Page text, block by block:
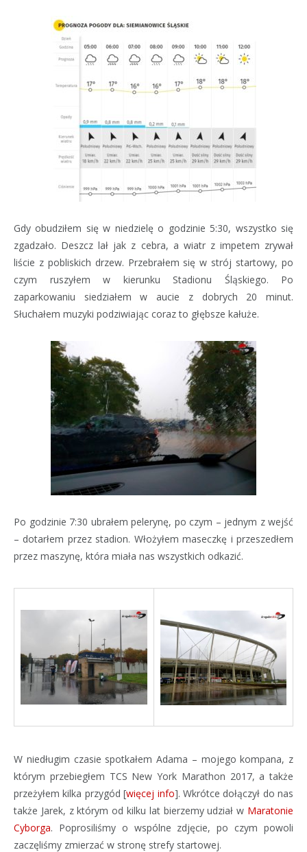
Gdy obudziłem się w niedzielę o godzinie 5:30, wszystko się
zgadzało. Deszcz lał jak z cebra, a wiatr z impetem zrywał
liście z pobliskich drzew. Przebrałem się w strój startowy, po
czym ruszyłem w kierunku Stadionu Śląskiego. Po
zaparkowaniu siedziałem w aucie z dobrych 20 minut.
Słuchałem muzyki podziwiając coraz to głębsze kałuże.
Po godzinie 7:30 ubrałem pelerynę, po czym – jednym z wejść
– dotarłem przez stadion. Włożyłem maseczkę i przeszedłem
przez maszynę, która miała nas wszystkich odkazić.
W niedługim czasie spotkałem Adama – mojego kompana, z
którym przebiegłem TCS New York Marathon 2017, a także
przeżyłem kilka przygód [więcej info]. Wkrótce dołączył do nas
także Jarek, z którym od kilku lat bierzemy udział w Maratonie
Cyborga. Poprosiliśmy o wspólne zdjęcie, po czym powoli
zaczęliśmy zmierzać w stronę strefy startowej.